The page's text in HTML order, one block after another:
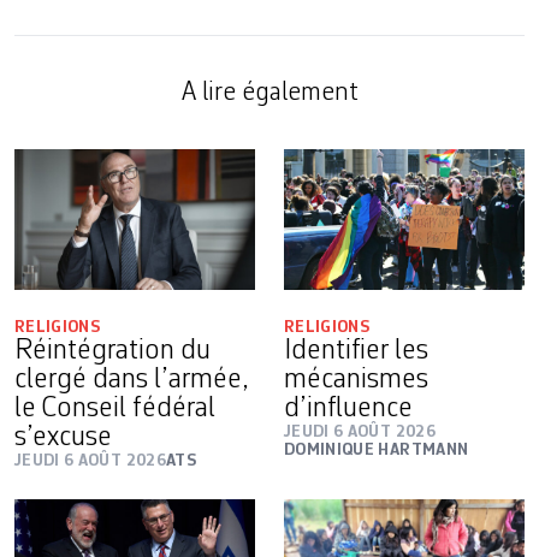
A lire également
RELIGIONS
Réintégration du
clergé dans l’armée,
le Conseil fédéral
s’excuse
JEUDI 6 AOÛT 2026ATS
RELIGIONS
Identifier les
mécanismes
d’influence
JEUDI 6 AOÛT 2026
DOMINIQUE HARTMANN